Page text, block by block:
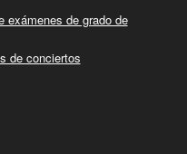
exámenes de grado de
de conciertos